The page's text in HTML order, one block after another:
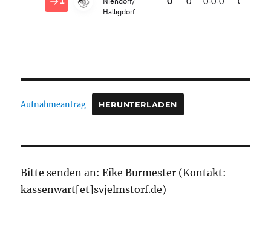
Aufnahmeantrag HERUNTERLADEN
Bitte senden an: Eike Burmester (Kontakt:
kassenwart[et]svjelmstorf.de)